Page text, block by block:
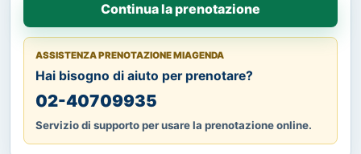
Continua la prenotazione
ASSISTENZA PRENOTAZIONE MIAGENDA
Hai bisogno di aiuto per prenotare?
02-40709935
Servizio di supporto per usare la prenotazione online.